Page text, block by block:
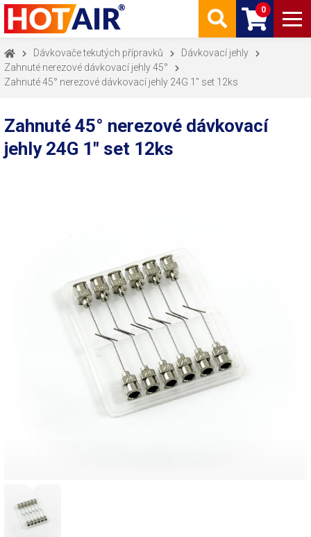
0
Dávkovače tekutých přípravků
Dávkovací jehly
Zahnuté nerezové dávkovací jehly 45°
Zahnuté 45° nerezové dávkovací jehly 24G 1" set 12ks
Zahnuté 45° nerezové dávkovací
jehly 24G 1" set 12ks